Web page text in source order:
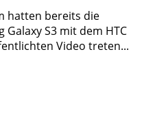
hatten bereits die
Galaxy S3 mit dem HTC
Video treten...